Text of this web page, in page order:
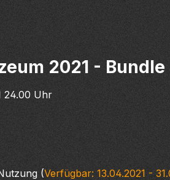
2021 - Bundle
24.00 Uhr
(Verfügbar: 13.04.2021 -